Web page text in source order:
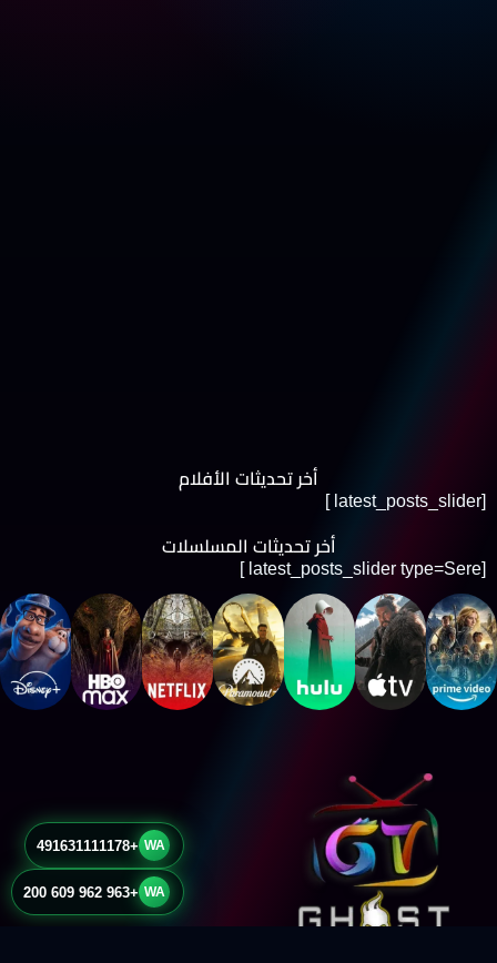
أخر تحديثات الأفلام
[latest_posts_slider ]
أخر تحديثات المسلسلات
[latest_posts_slider type=Sere ]
WA
+491631111178
WA
+963 962 609 200